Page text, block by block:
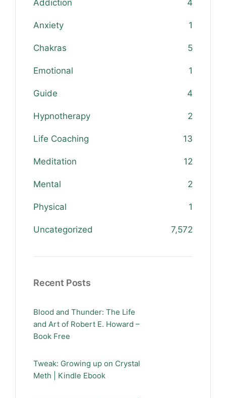
Addiction 4
Anxiety 1
Chakras 5
Emotional 1
Guide 4
Hypnotherapy 2
Life Coaching 13
Meditation 12
Mental 2
Physical 1
Uncategorized 7,572
Recent Posts
Blood and Thunder: The Life
and Art of Robert E. Howard –
Book Free
Tweak: Growing up on Crystal
Meth | Kindle Ebook